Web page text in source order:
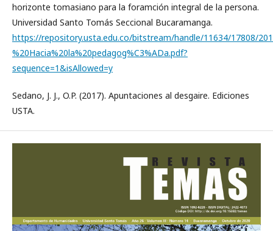
horizonte tomasiano para la foramción integral de la persona.
Universidad Santo Tomás Seccional Bucaramanga.
https://repository.usta.edu.co/bitstream/handle/11634/17808/
%20Hacia%20la%20pedagog%C3%ADa.pdf?
sequence=1&isAllowed=y
Sedano, J. J., O.P. (2017). Apuntaciones al desgaire. Ediciones
USTA.